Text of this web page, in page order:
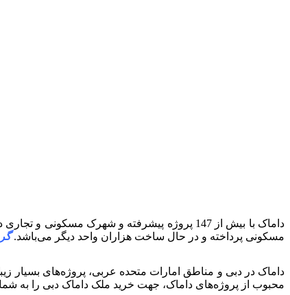
مسکونی پرداخته و در حال ساخت هزاران واحد دیگر می‌باشد.
داماک در دبی و مناطق امارات متحده عربی، پروژه‌های بسیار
محبوب از پروژه‌های داماک، جهت خرید ملک داماک دبی را به